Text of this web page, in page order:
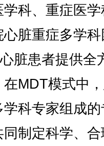
科、重症医
脏重症多学
脏患者提供全
MDT模式中
科专家组成
制定科学、